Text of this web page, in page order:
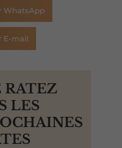
WhatsApp
E-mail
RATEZ
LES